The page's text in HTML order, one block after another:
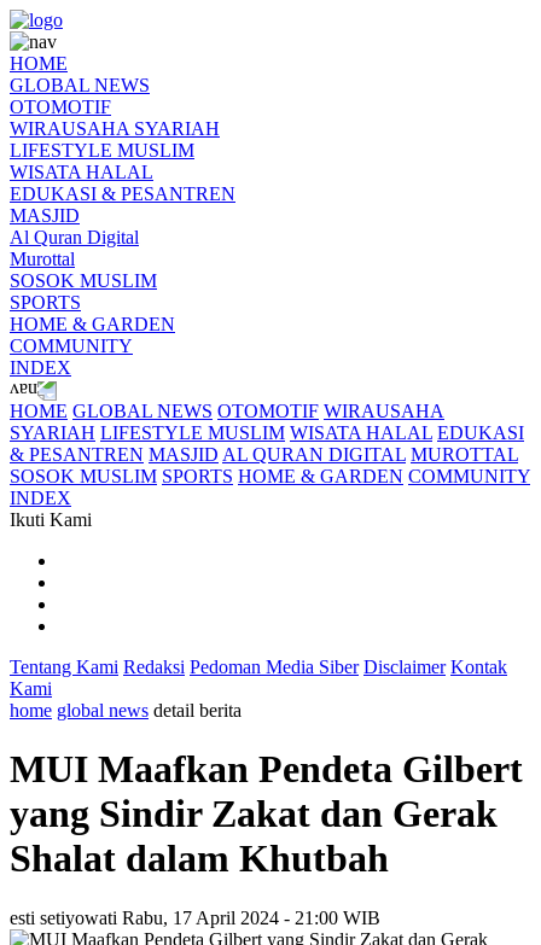
HOME
GLOBAL NEWS
OTOMOTIF
WIRAUSAHA SYARIAH
LIFESTYLE MUSLIM
WISATA HALAL
EDUKASI & PESANTREN
MASJID
Al Quran Digital
Murottal
SOSOK MUSLIM
SPORTS
HOME & GARDEN
COMMUNITY
INDEX
HOME GLOBAL NEWS OTOMOTIF WIRAUSAHA
SYARIAH LIFESTYLE MUSLIM WISATA HALAL EDUKASI
& PESANTREN MASJID AL QURAN DIGITAL MUROTTAL
SOSOK MUSLIM SPORTS HOME & GARDEN COMMUNITY
INDEX
Ikuti Kami
Tentang Kami Redaksi Pedoman Media Siber Disclaimer Kontak
Kami
home global news detail berita
MUI Maafkan Pendeta Gilbert
yang Sindir Zakat dan Gerak
Shalat dalam Khutbah
esti setiyowati Rabu, 17 April 2024 - 21:00 WIB